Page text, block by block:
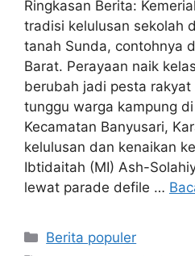
Ringkasan Berita:
tradisi kelulusan sekolah
tanah Sunda, contohnya
Barat. Perayaan naik
berubah jadi pesta
tunggu warga kampung
Kecamatan Banyusari,
kelulusan dan kenaikan
Ibtidaitah (MI) Ash-
lewat parade defile …
Kategori
Berita populer